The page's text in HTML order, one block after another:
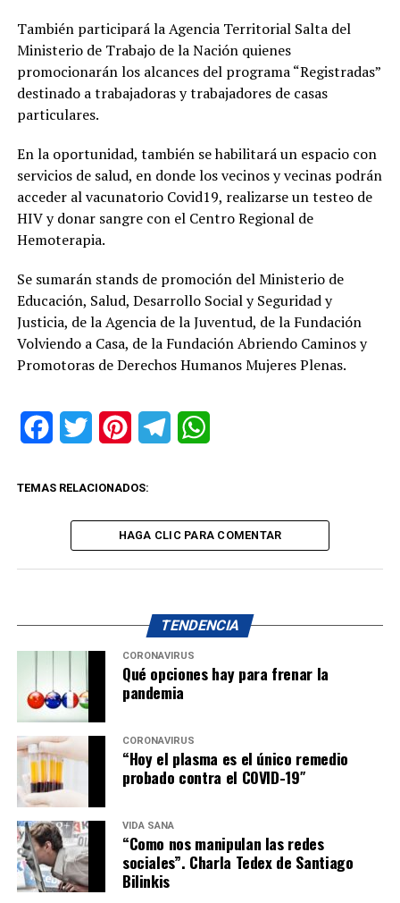
También participará la Agencia Territorial Salta del
Ministerio de Trabajo de la Nación quienes
promocionarán los alcances del programa “Registradas”
destinado a trabajadoras y trabajadores de casas
particulares.
En la oportunidad, también se habilitará un espacio con
servicios de salud, en donde los vecinos y vecinas podrán
acceder al vacunatorio Covid19, realizarse un testeo de
HIV y donar sangre con el Centro Regional de
Hemoterapia.
Se sumarán stands de promoción del Ministerio de
Educación, Salud, Desarrollo Social y Seguridad y
Justicia, de la Agencia de la Juventud, de la Fundación
Volviendo a Casa, de la Fundación Abriendo Caminos y
Promotoras de Derechos Humanos Mujeres Plenas.
FacebookTwitter PinterestTelegram
TEMAS RELACIONADOS:
HAGA CLIC PARA COMENTAR
TENDENCIA
CORONAVIRUS
Qué opciones hay para frenar la
pandemia
CORONAVIRUS
“Hoy el plasma es el único remedio
probado contra el COVID-19″
VIDA SANA
“Como nos manipulan las redes
sociales”. Charla Tedex de Santiago
Bilinkis